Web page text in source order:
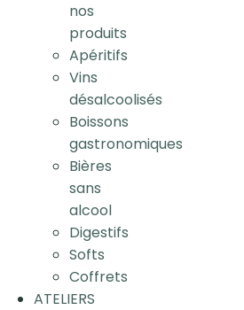
nos
produits
Apéritifs
Vins
désalcoolisés
Boissons
gastronomiques
Bières
sans
alcool
Digestifs
Softs
Coffrets
ATELIERS